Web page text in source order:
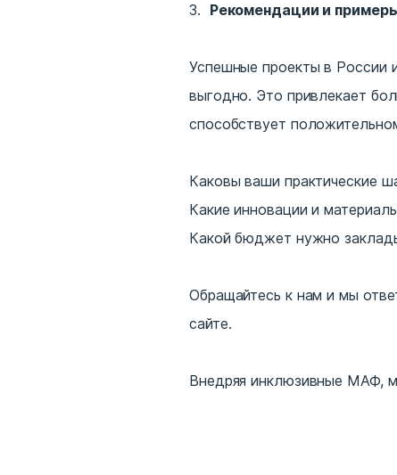
Рекомендации и
Успешные проекты в России
выгодно. Это привлекает
способствует
Каковы ваши практические
Какие инновации и
Какой бюджет нужно
Обращайтесь к нам и мы
сайте.
Внедряя инклюзивные МАФ,